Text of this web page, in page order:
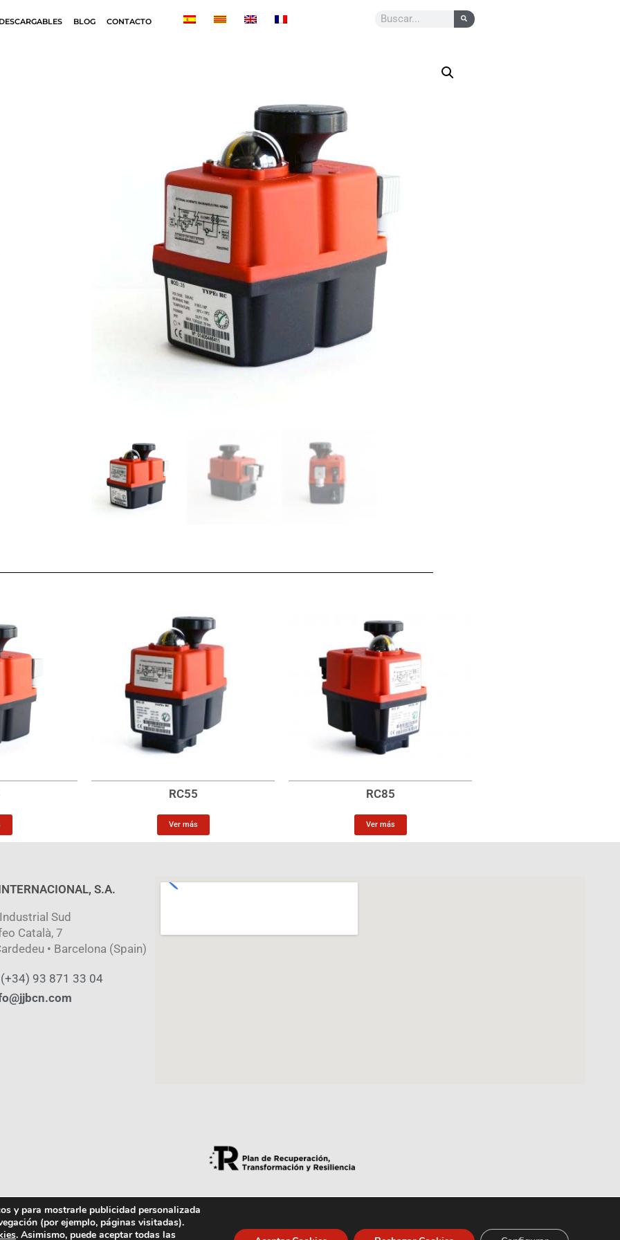
DESCARGABLES BLOG CONTACTO
RC55
Ver más
RC85
Ver más
S.A.
Sud
Català, 7
• Barcelona (Spain)
93 871 33 04
Política de Calidad Aviso Legal
y para mostrarle publicidad personalizada
(por ejemplo, páginas visitadas).
. Asimismo, puede aceptar todas las